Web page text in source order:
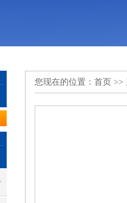
您现在的位置： 首页 >>